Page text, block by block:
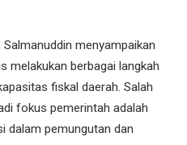
menyampaikan
melakukan berbagai langkah
fiskal daerah. Salah
fokus pemerintah adalah
dalam pemungutan dan